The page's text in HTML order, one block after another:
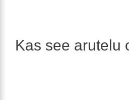
Kas see arutelu